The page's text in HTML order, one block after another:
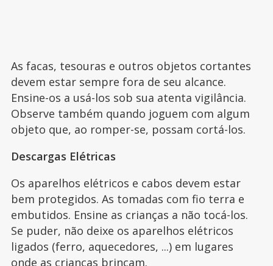
As facas, tesouras e outros objetos cortantes
devem estar sempre fora de seu alcance.
Ensine-os a usá-los sob sua atenta vigilância.
Observe também quando joguem com algum
objeto que, ao romper-se, possam cortá-los.
Descargas Elétricas
Os aparelhos elétricos e cabos devem estar
bem protegidos. As tomadas com fio terra e
embutidos. Ensine as crianças a não tocá-los.
Se puder, não deixe os aparelhos elétricos
ligados (ferro, aquecedores, ...) em lugares
onde as crianças brincam.